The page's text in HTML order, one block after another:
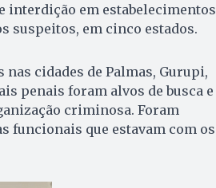
interdição em estabelecimentos
suspeitos, em cinco estados.
cidades de Palmas, Gurupi,
penais foram alvos de busca e
criminosa. Foram
funcionais que estavam com os